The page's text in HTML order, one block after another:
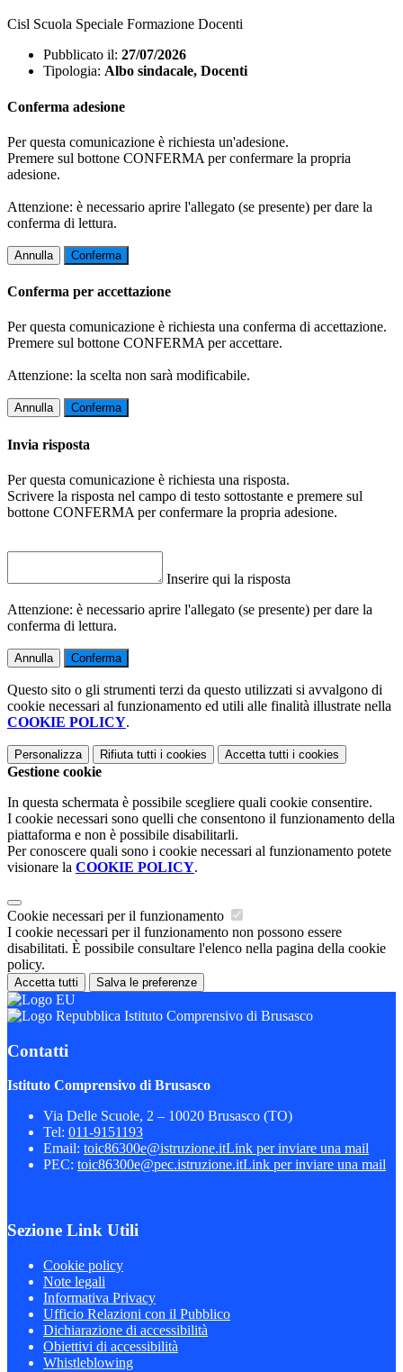
Cisl Scuola Speciale Formazione Docenti
Pubblicato il: 27/07/2026
Tipologia: Albo sindacale, Docenti
Conferma adesione
Per questa comunicazione è richiesta un'adesione.
Premere sul bottone CONFERMA per confermare la propria
adesione.
Attenzione: è necessario aprire l'allegato (se presente) per dare la
conferma di lettura.
Annulla Conferma
Conferma per accettazione
Per questa comunicazione è richiesta una conferma di accettazione.
Premere sul bottone CONFERMA per accettare.
Attenzione: la scelta non sarà modificabile.
Annulla Conferma
Invia risposta
Per questa comunicazione è richiesta una risposta.
Scrivere la risposta nel campo di testo sottostante e premere sul
bottone CONFERMA per confermare la propria adesione.
Inserire qui la risposta
Attenzione: è necessario aprire l'allegato (se presente) per dare la
conferma di lettura.
Annulla Conferma
Questo sito o gli strumenti terzi da questo utilizzati si avvalgono di
cookie necessari al funzionamento ed utili alle finalità illustrate nella
COOKIE POLICY.
Personalizza Rifiuta tutti i cookies Accetta tutti i cookies
Gestione cookie
In questa schermata è possibile scegliere quali cookie consentire.
I cookie necessari sono quelli che consentono il funzionamento della
piattaforma e non è possibile disabilitarli.
Per conoscere quali sono i cookie necessari al funzionamento potete
visionare la COOKIE POLICY.
Cookie necessari per il funzionamento
I cookie necessari per il funzionamento non possono essere
disabilitati. È possibile consultare l'elenco nella pagina della cookie
policy.
Accetta tutti Salva le preferenze
Istituto Comprensivo di Brusasco
Contatti
Istituto Comprensivo di Brusasco
Via Delle Scuole, 2 – 10020 Brusasco (TO)
Tel: 011-9151193
Email: toic86300e@istruzione.itLink per inviare una mail
PEC: toic86300e@pec.istruzione.itLink per inviare una mail
Sezione Link Utili
Cookie policy
Note legali
Informativa Privacy
Ufficio Relazioni con il Pubblico
Dichiarazione di accessibilità
Obiettivi di accessibilità
Whistleblowing